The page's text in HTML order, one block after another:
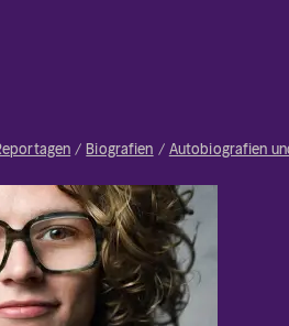
Biografien Autobiografien